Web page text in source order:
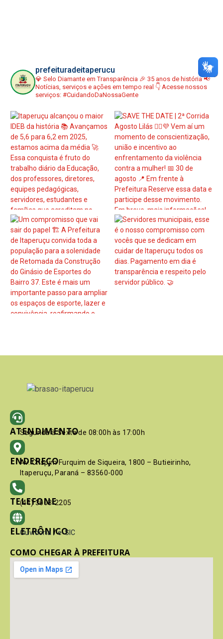
prefeituradeitaperucu
💎 Selo Diamante em Transparência 🎉 35 anos de história📢
Notícias, serviços e ações em tempo real 👇 Acesse nossos
serviços: #CuidandoDaNossaGente
ATENDIMENTO
Segunda à Sexta de 08:00h às 17:00h
ENDEREÇO
Av. Crispim Furquim de Siqueira, 1800 – Butieirinho,
Itaperuçu, Paraná – 83560-000
TELEFONE
(41) 3603-2205
ELETRÔNICO
Ouvidoria / e-SIC
COMO CHEGAR À PREFEITURA